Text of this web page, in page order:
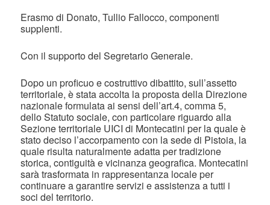
Erasmo di Donato, Tullio Fallocco, componenti
supplenti.
Con il supporto del Segretario Generale.
Dopo un proficuo e costruttivo dibattito, sull’assetto
territoriale, è stata accolta la proposta della Direzione
nazionale formulata ai sensi dell’art.4, comma 5,
dello Statuto sociale, con particolare riguardo alla
Sezione territoriale UICI di Montecatini per la quale è
stato deciso l’accorpamento con la sede di Pistoia, la
quale risulta naturalmente adatta per tradizione
storica, contiguità e vicinanza geografica. Montecatini
sarà trasformata in rappresentanza locale per
continuare a garantire servizi e assistenza a tutti i
soci del territorio.